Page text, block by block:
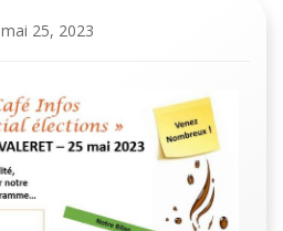
mai 25, 2023